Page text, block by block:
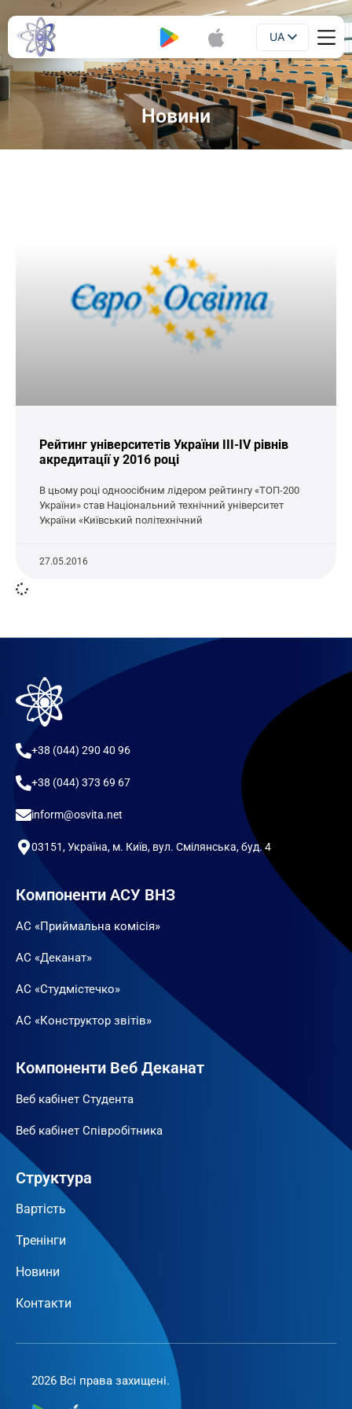
UA
EN
Новини
Рейтинг університетів України III-IV рівнів
акредитації у 2016 році
В цьому році одноосібним лідером рейтингу «ТОП-200
України» став Національний технічний університет
України «Київський політехнічний
27.05.2016
+38 (044) 290 40 96
+38 (044) 373 69 67
inform@osvita.net
03151, Україна, м. Київ, вул. Смілянська, буд. 4
Компоненти АСУ ВНЗ
АС «Приймальна комісія»
АС «Деканат»
АС «Студмістечко»
АС «Конструктор звітів»
Компоненти Веб Деканат
Веб кабінет Студента
Веб кабінет Співробітника
Структура
Вартість
Тренінги
Новини
Контакти
2026 Всі права захищені.